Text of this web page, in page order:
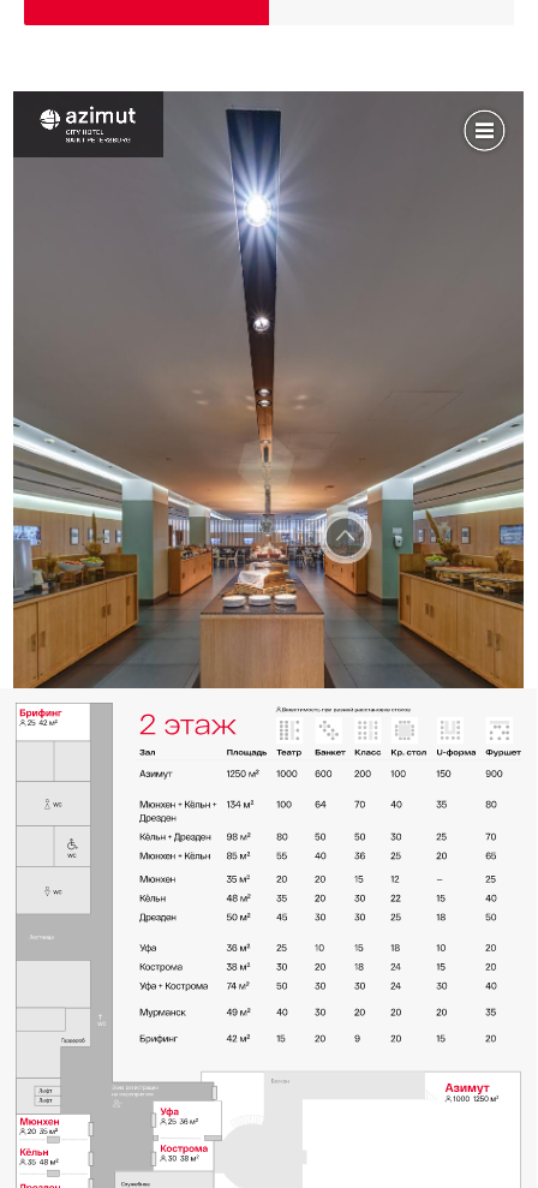
Аренда конференц-зала для
фуршета в нашем отеле —
отличное решение для
мероприятия любого
масштаба
На мероприятиях, таких как фуршеты, нет
необходимости организовывать места для
каждого приглашённого, что делает залы
AZIMUT Сити Отель Санкт-Петербург
особенно подходящими для таких
форматов. Мы рады предложить
организаторам как готовую подборку меню,
и с индивидуальными запросами.